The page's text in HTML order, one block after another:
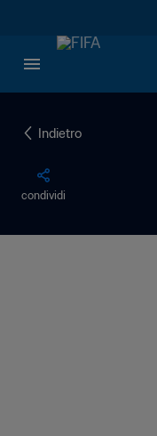
Indietro
condividi